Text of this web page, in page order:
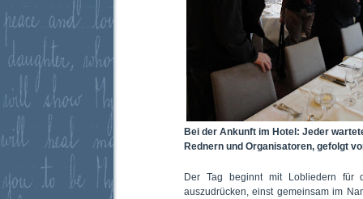
Bei der Ankunft im Hotel: Jeder
Rednern und Organisatoren, gefolgt
Der Tag beginnt mit Lobliedern für
auszudrücken, einst gemeinsam im